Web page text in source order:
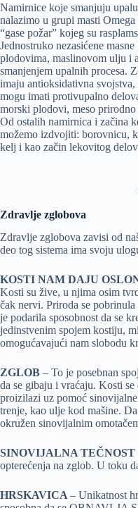
Namirnice koje smanjuju
nalazimo u grupi masti
“gase požar” kojeg su
Jednostruko nezasićene
plodovima, maslinovom ulju i
smanjenjem upalnih procesa.
imaju antioksidativna
mogu imati protivupalno
morski plodovi, meso prirodno
Od ostalih namirnica i začina
možemo izdvojiti: borovnicu,
kelj i kao začin lekovitog
Zdravlje zglobova
Zdravlje zglobova zavisi od
deo tog sistema ima svoju
KOSTI NAM DAJU
Kosti su žive, u njima osim
čak nervi. Priroda se
je podarila sposobnost da se
jedinstvenim spojem kostiju,
omogućavajući nam slobodu
ZGLOB – To je posebnan
da se gibaju i vraćaju. Kosti
proizilazi uz pomoć
trenje, kao ulje kod mašine.
okružen sinovijalnim
SINOVIJALNA TEČNOST
opterećenja na zglob. U toku
️HRSKAVICA – Unikatnost